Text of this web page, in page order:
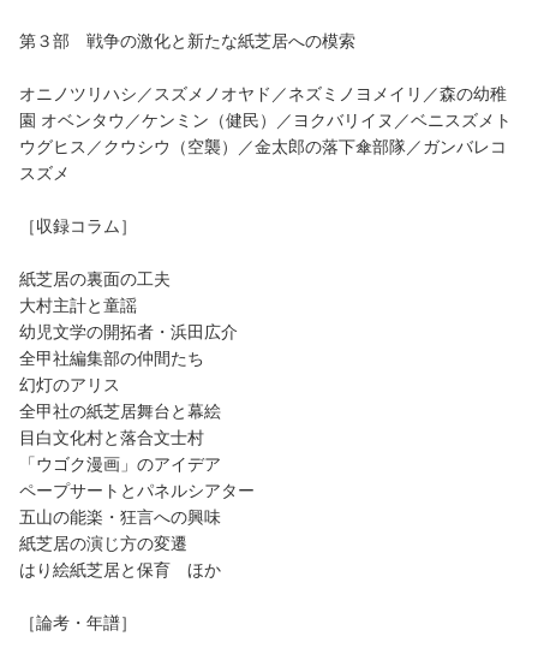
第３部 戦争の激化と新たな紙芝居への模索
オニノツリハシ／スズメノオヤド／ネズミノヨメイリ／森の幼稚
園 オベンタウ／ケンミン（健民）／ヨクバリイヌ／ベニスズメト
ウグヒス／クウシウ（空襲）／金太郎の落下傘部隊／ガンバレコ
スズメ
［収録コラム］
紙芝居の裏面の工夫
大村主計と童謡
幼児文学の開拓者・浜田広介
全甲社編集部の仲間たち
幻灯のアリス
全甲社の紙芝居舞台と幕絵
目白文化村と落合文士村
「ウゴク漫画」のアイデア
ペープサートとパネルシアター
五山の能楽・狂言への興味
紙芝居の演じ方の変遷
はり絵紙芝居と保育 ほか
［論考・年譜］